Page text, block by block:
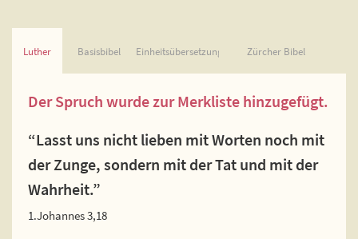
Luther Basisbibel Einheitsübersetzung Zürcher Bibel
Der Spruch wurde zur Merkliste hinzugefügt.
“Lasst uns nicht lieben mit Worten noch mit
der Zunge, sondern mit der Tat und mit der
Wahrheit.”
1.Johannes 3,18